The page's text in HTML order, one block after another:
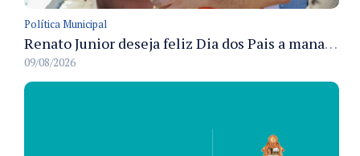
Política Municipal
Renato Junior deseja feliz Dia dos Pais a manauaras e detalha preparo dos cemitérios municipais
09/08/2026